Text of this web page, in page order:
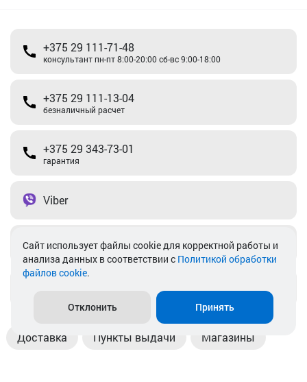
+375 29 111-71-48
консультант пн-пт 8:00-20:00 сб-вс 9:00-18:00
+375 29 111-13-04
безналичный расчет
+375 29 343-73-01
гарантия
Viber
Telegram
Доставка Пункты выдачи Магазины
Cайт использует файлы cookie для корректной работы и
анализа данных в соответствии с Политикой обработки
файлов cookie.
Отклонить Принять